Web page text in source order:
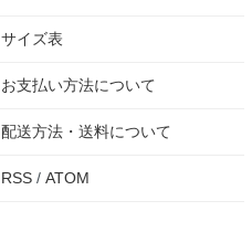
サイズ表
お支払い方法について
配送方法・送料について
RSS / ATOM